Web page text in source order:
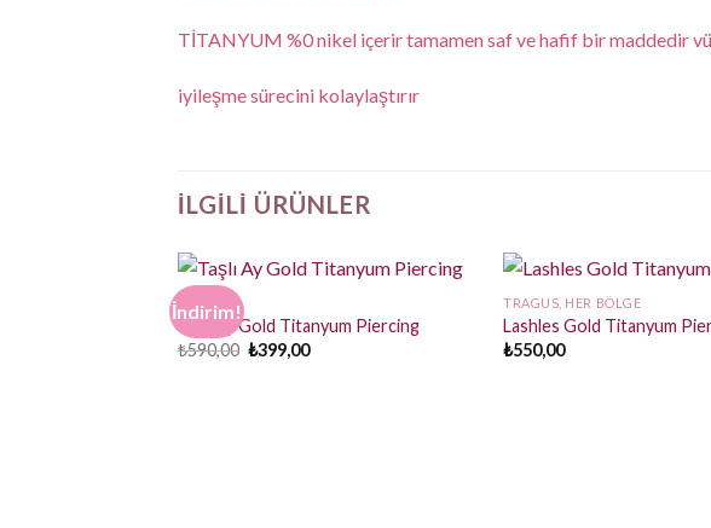
TİTANYUM %0 nikel içerir tamamen saf ve hafif bir maddedir
iyileşme sürecini kolaylaştırır
İLGILI ÜRÜNLER
İndirim!
PIERCING
Taşlı Ay Gold Titanyum Piercing
₺590,00 Orijinal
₺399,00Şu
TRAGUS, HER BÖLGE
Lashles Gold Titanyum
₺550,00